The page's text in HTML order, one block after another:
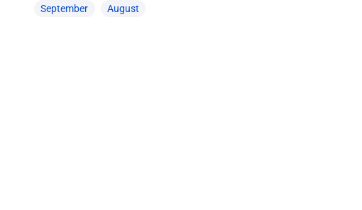
September August